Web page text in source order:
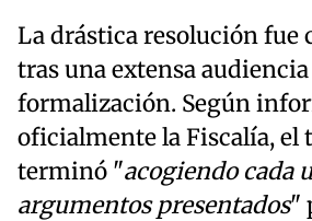
La drástica resolución fue
tras una extensa
formalización. Según
oficialmente la Fiscalía, el
terminó "acogiendo cada
argumentos presentados"